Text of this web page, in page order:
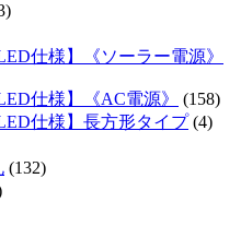
仕様】《ソーラー電源》
仕様】《AC電源》
(158)
仕様】長方形タイプ(4)
(132)